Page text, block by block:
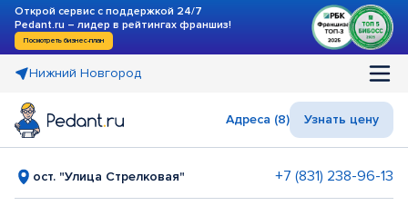
Открой сервис с поддержкой 24/7
Pedant.ru – лидер в рейтингах франшиз!
Посмотреть бизнес-план
Нижний Новгород
Адреса (8) Узнать цену
ост. "Улица Стрелковая" +7 (831) 238-96-13